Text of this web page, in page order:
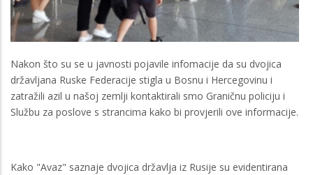
Nakon što su se u javnosti pojavile infomacije da su dvojica
državljana Ruske Federacije stigla u Bosnu i Hercegovinu i
zatražili azil u našoj zemlji kontaktirali smo Graničnu policiju i
Službu za poslove s strancima kako bi provjerili ove informacije.
Kako "Avaz" saznaje dvojica državlja iz Rusije su evidentirana